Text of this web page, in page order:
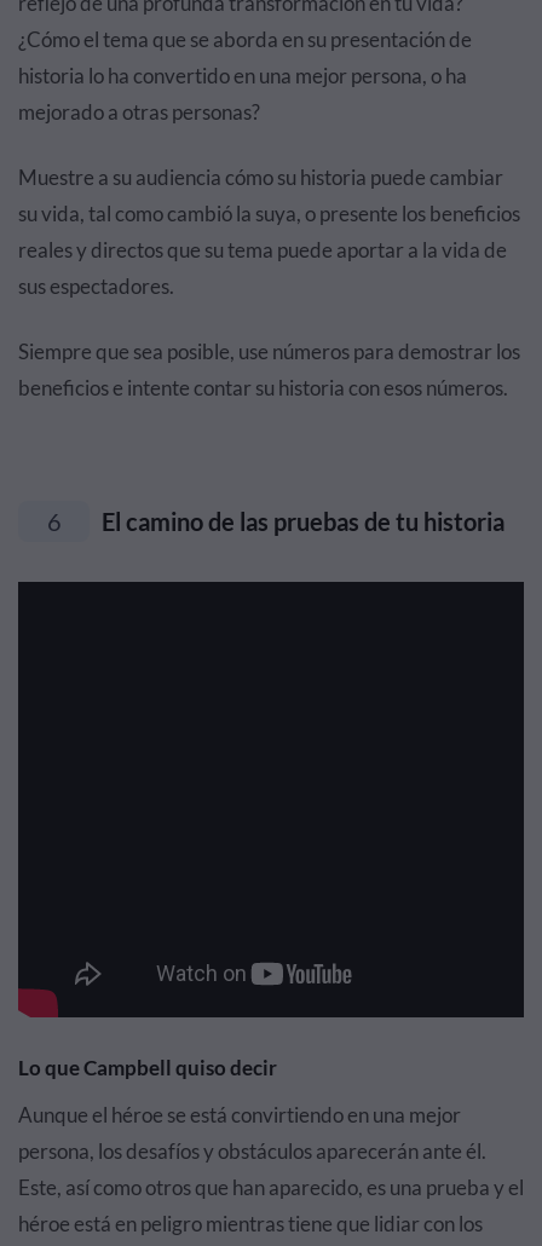
¿Cómo el tema que se aborda en su presentación de
historia lo ha convertido en una mejor persona, o ha
mejorado a otras personas?
Muestre a su audiencia cómo su historia puede cambiar
su vida, tal como cambió la suya, o presente los beneficios
reales y directos que su tema puede aportar a la vida de
sus espectadores.
Siempre que sea posible, use números para demostrar los
beneficios e intente contar su historia con esos números.
6 El camino de las pruebas de tu historia
Lo que Campbell quiso decir
Aunque el héroe se está convirtiendo en una mejor
persona, los desafíos y obstáculos aparecerán ante él.
Este, así como otros que han aparecido, es una prueba y el
héroe está en peligro mientras tiene que lidiar con los